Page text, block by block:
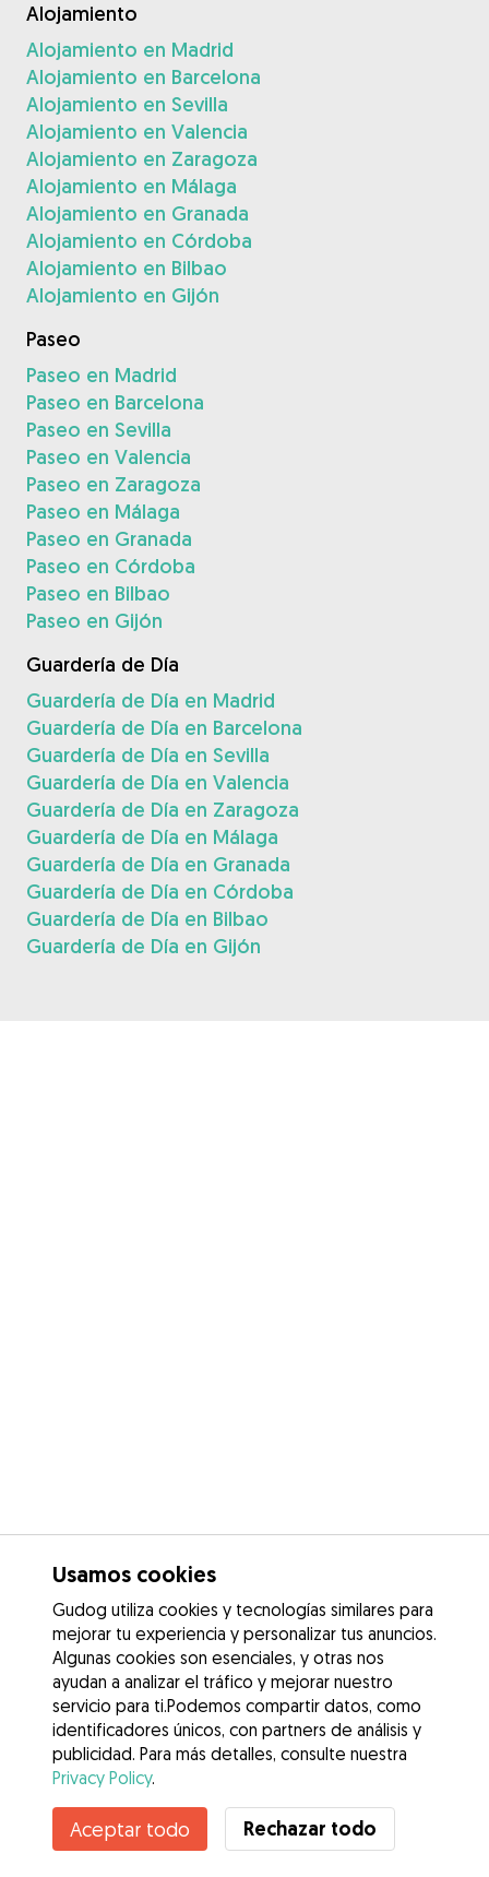
Usamos cookies
Gudog utiliza cookies y tecnologías similares para
mejorar tu experiencia y personalizar tus anuncios.
Algunas cookies son esenciales, y otras nos
ayudan a analizar el tráfico y mejorar nuestro
servicio para ti.Podemos compartir datos, como
identificadores únicos, con partners de análisis y
publicidad. Para más detalles, consulte nuestra
Privacy Policy.
Aceptar todo Rechazar todo
Alojamiento
Alojamiento en Madrid
Alojamiento en Barcelona
Alojamiento en Sevilla
Alojamiento en Valencia
Alojamiento en Zaragoza
Alojamiento en Málaga
Alojamiento en Granada
Alojamiento en Córdoba
Alojamiento en Bilbao
Alojamiento en Gijón
Paseo
Paseo en Madrid
Paseo en Barcelona
Paseo en Sevilla
Paseo en Valencia
Paseo en Zaragoza
Paseo en Málaga
Paseo en Granada
Paseo en Córdoba
Paseo en Bilbao
Paseo en Gijón
Guardería de Día
Guardería de Día en Madrid
Guardería de Día en Barcelona
Guardería de Día en Sevilla
Guardería de Día en Valencia
Guardería de Día en Zaragoza
Guardería de Día en Málaga
Guardería de Día en Granada
Guardería de Día en Córdoba
Guardería de Día en Bilbao
Guardería de Día en Gijón